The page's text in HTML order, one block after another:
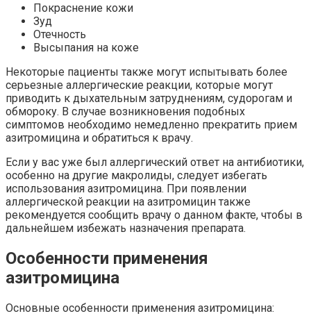
Покраснение кожи
Зуд
Отечность
Высыпания на коже
Некоторые пациенты также могут испытывать более
серьезные аллергические реакции, которые могут
приводить к дыхательным затруднениям, судорогам и
обмороку. В случае возникновения подобных
симптомов необходимо немедленно прекратить прием
азитромицина и обратиться к врачу.
Если у вас уже был аллергический ответ на антибиотики,
особенно на другие макролиды, следует избегать
использования азитромицина. При появлении
аллергической реакции на азитромицин также
рекомендуется сообщить врачу о данном факте, чтобы в
дальнейшем избежать назначения препарата.
Особенности применения
азитромицина
Основные особенности применения азитромицина: